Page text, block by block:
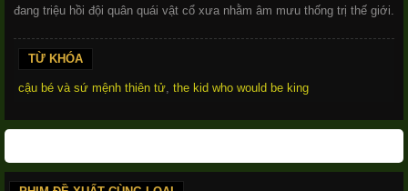
đang triệu hồi đội quân quái vật cổ xưa nhằm âm mưu thống trị thế giới.
TỪ KHÓA
cậu bé và sứ mệnh thiên tử the kid who would be king